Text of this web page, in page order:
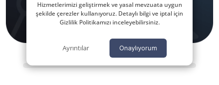
Hizmetlerimizi geliştirmek ve yasal mevzuata uygun
şekilde çerezler kullanıyoruz. Detaylı bilgi ve iptal için
Gizlilik Politikamızı inceleyebilirsiniz.
Ayrıntılar Onaylıyorum